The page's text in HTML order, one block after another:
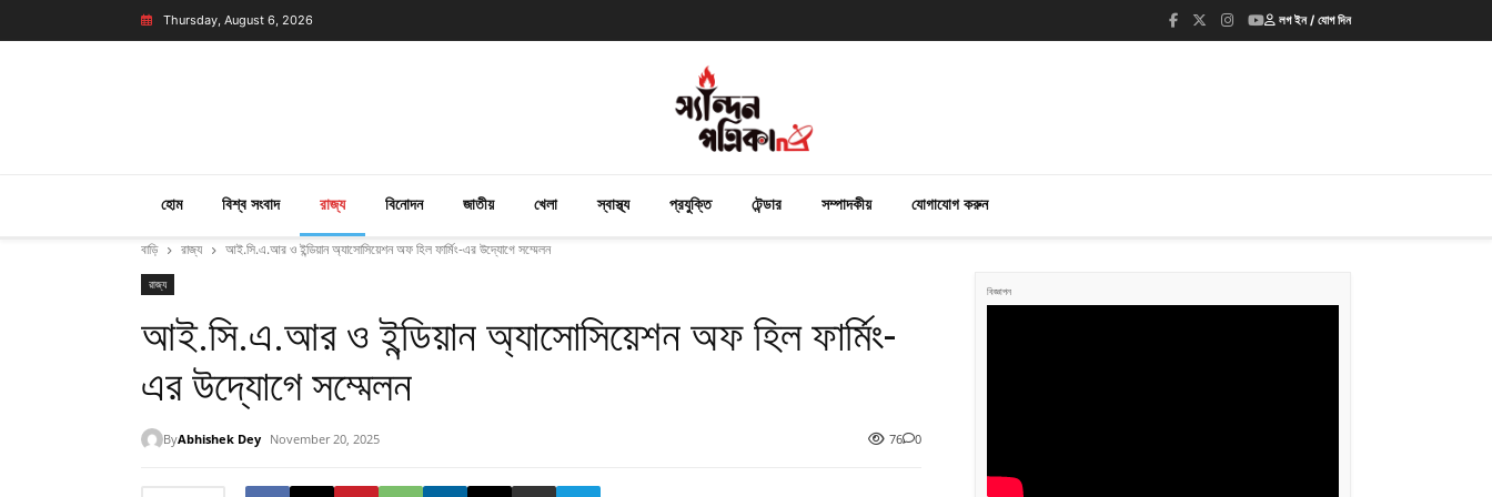
Thursday, August 6, 2026 লগ ইন / যোগ দিন
হোম বিশ্ব সংবাদ রাজ্য বিনোদন জাতীয় খেলা স্বাস্থ্য প্রযুক্তি টেন্ডার সম্পাদকীয় যোগাযোগ করুন
বাড়ি রাজ্য আই.সি.এ.আর ও ইন্ডিয়ান অ্যাসোসিয়েশন অফ হিল ফার্মিং-এর উদ্যোগে সম্মেলন
রাজ্য
আই.সি.এ.আর ও ইন্ডিয়ান অ্যাসোসিয়েশন অফ হিল ফার্মিং-
এর উদ্যোগে সম্মেলন
ByAbhishek Dey November 20, 2025 76 0
বিজ্ঞাপন